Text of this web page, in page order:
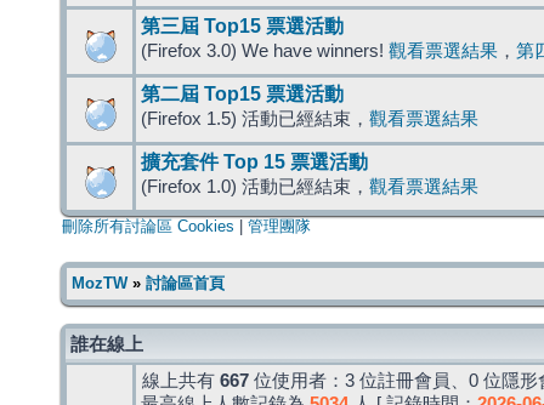
第三屆 Top15 票選活動
(Firefox 3.0) We have winners! 觀看票選結果 ， 第
第二屆 Top15 票選活動
(Firefox 1.5) 活動已經結束， 觀看票選結果
擴充套件 Top 15 票選活動
(Firefox 1.0) 活動已經結束， 觀看票選結果
刪除所有討論區 Cookies 管理團隊
MozTW» 討論區首頁
誰在線上
線上共有 667 位使用者：3 位註冊會員、0 位隱